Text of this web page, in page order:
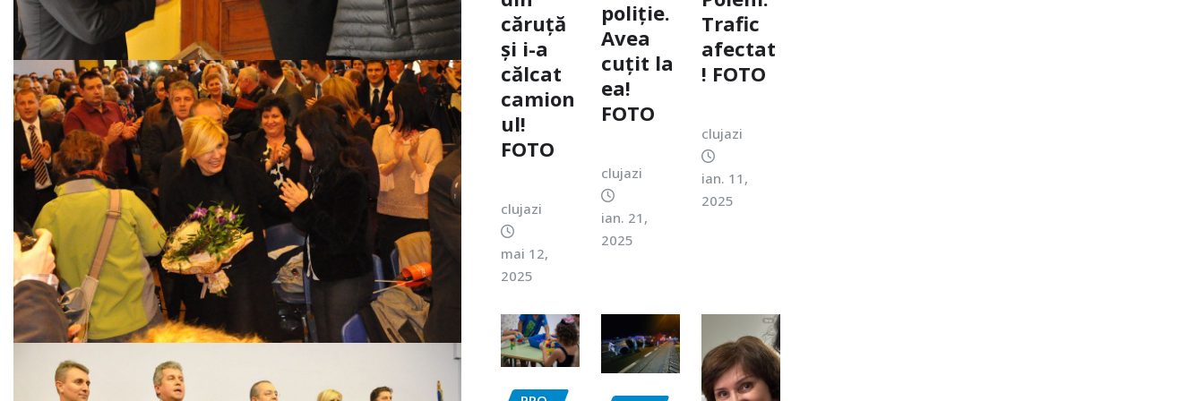
căruță
și i-a
călcat
camion
ul!
FOTO
clujazi
mai 12,
2025
poliție.
Avea
cuțit la
ea!
FOTO
clujazi
ian. 21,
2025
Trafic
afectat
! FOTO
clujazi
ian. 11,
2025